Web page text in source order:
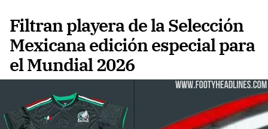
Filtran playera de la Selección
Mexicana edición especial para
el Mundial 2026